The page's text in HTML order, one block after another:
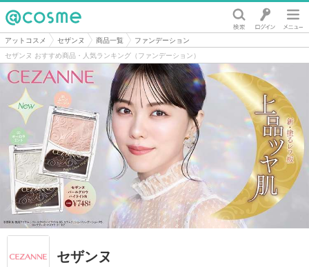
@cosme
アットコスメ セザンヌ 商品一覧
ファンデーション
セザンヌ おすすめ商品・人気ランキング（ファンデーション）
セザンヌ